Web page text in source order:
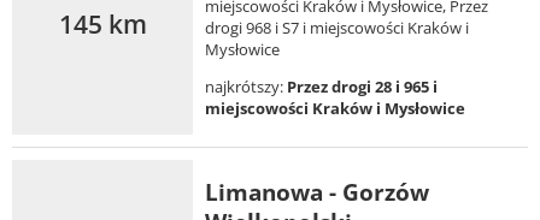
145 km
miejscowości Kraków i Mysłowice, Przez
drogi 968 i S7 i miejscowości Kraków i
Mysłowice
najkrótszy: Przez drogi 28 i 965 i
miejscowości Kraków i Mysłowice
Limanowa - Gorzów